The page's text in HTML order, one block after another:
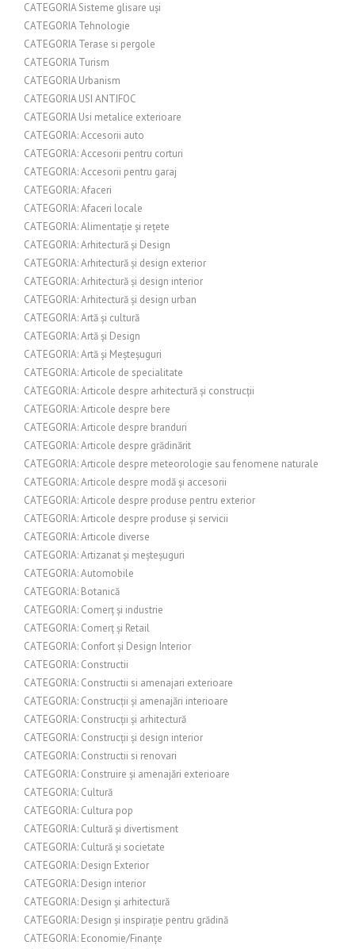
CATEGORIA Sisteme glisare uși
CATEGORIA Tehnologie
CATEGORIA Terase si pergole
CATEGORIA Turism
CATEGORIA Urbanism
CATEGORIA USI ANTIFOC
CATEGORIA Usi metalice exterioare
CATEGORIA: Accesorii auto
CATEGORIA: Accesorii pentru corturi
CATEGORIA: Accesorii pentru garaj
CATEGORIA: Afaceri
CATEGORIA: Afaceri locale
CATEGORIA: Alimentație și rețete
CATEGORIA: Arhitectură și Design
CATEGORIA: Arhitectură și design exterior
CATEGORIA: Arhitectură și design interior
CATEGORIA: Arhitectură și design urban
CATEGORIA: Artă și cultură
CATEGORIA: Artă și Design
CATEGORIA: Artă și Meșteșuguri
CATEGORIA: Articole de specialitate
CATEGORIA: Articole despre arhitectură și construcții
CATEGORIA: Articole despre bere
CATEGORIA: Articole despre branduri
CATEGORIA: Articole despre grădinărit
CATEGORIA: Articole despre meteorologie sau fenomene naturale
CATEGORIA: Articole despre modă și accesorii
CATEGORIA: Articole despre produse pentru exterior
CATEGORIA: Articole despre produse și servicii
CATEGORIA: Articole diverse
CATEGORIA: Artizanat și meșteșuguri
CATEGORIA: Automobile
CATEGORIA: Botanică
CATEGORIA: Comerț și industrie
CATEGORIA: Comerț și Retail
CATEGORIA: Confort și Design Interior
CATEGORIA: Constructii
CATEGORIA: Constructii si amenajari exterioare
CATEGORIA: Construcții și amenajări interioare
CATEGORIA: Construcții și arhitectură
CATEGORIA: Construcții și design interior
CATEGORIA: Constructii si renovari
CATEGORIA: Construire și amenajări exterioare
CATEGORIA: Cultură
CATEGORIA: Cultura pop
CATEGORIA: Cultură și divertisment
CATEGORIA: Cultură și societate
CATEGORIA: Design Exterior
CATEGORIA: Design interior
CATEGORIA: Design și arhitectură
CATEGORIA: Design și inspirație pentru grădină
CATEGORIA: Economie/Finanțe